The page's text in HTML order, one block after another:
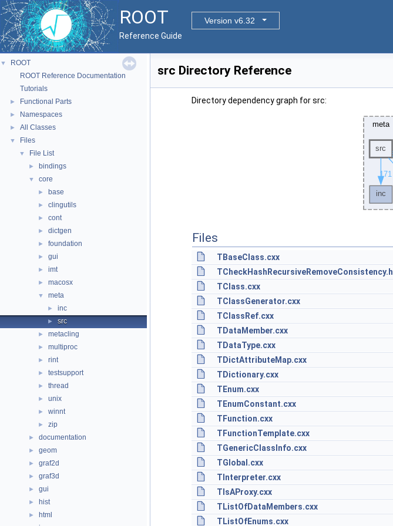
ROOT
Version v6.32
Reference Guide
▼
ROOT
ROOT Reference Documentation
Tutorials
► Functional Parts
► Namespaces
► All Classes
▼ Files
▼ File List
► bindings
▼ core
► base
► clingutils
► cont
► dictgen
► foundation
► gui
► imt
► macosx
▼ meta
► inc
► src
► metacling
► multiproc
► rint
► testsupport
► thread
► unix
► winnt
► zip
► documentation
► geom
► graf2d
► graf3d
► gui
► hist
► html
src Directory Reference
Directory dependency graph for src:
Files
TBaseClass.cxx
TCheckHashRecursiveRemoveConsistency.h
TClass.cxx
TClassGenerator.cxx
TClassRef.cxx
TDataMember.cxx
TDataType.cxx
TDictAttributeMap.cxx
TDictionary.cxx
TEnum.cxx
TEnumConstant.cxx
TFunction.cxx
TFunctionTemplate.cxx
TGenericClassInfo.cxx
TGlobal.cxx
TInterpreter.cxx
TIsAProxy.cxx
TListOfDataMembers.cxx
TListOfEnums.cxx